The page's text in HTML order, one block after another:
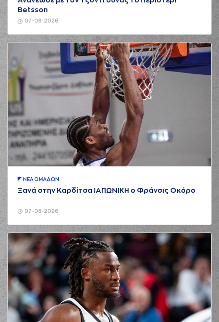
07-08-2026
Betsson
07-08-2026
ΝΕA ΟΜAΔΩΝ
Ξανά στην Καρδίτσα ΙΑΠΩΝΙΚΗ ο Φράνσις Οκόρο